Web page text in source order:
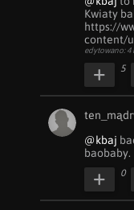
Kwiaty
https://
content/
edytowano: 4
5
@kbaj
baobaby.
0